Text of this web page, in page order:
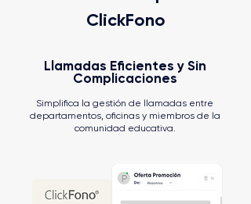
ClickFono
Llamadas Eficientes y Sin
Complicaciones
Simplifica la gestión de llamadas entre
departamentos, oficinas y miembros de la
comunidad educativa.